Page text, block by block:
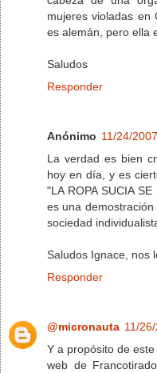
mujeres violadas en
es alemán, pero ella
Saludos
Responder
Anónimo 11/24/
La verdad es bien
hoy en día, y es
"LA ROPA SUCIA
es una
sociedad
Saludos Ignace, nos
Responder
@micronauta 11/
Y a propósito de este
web de